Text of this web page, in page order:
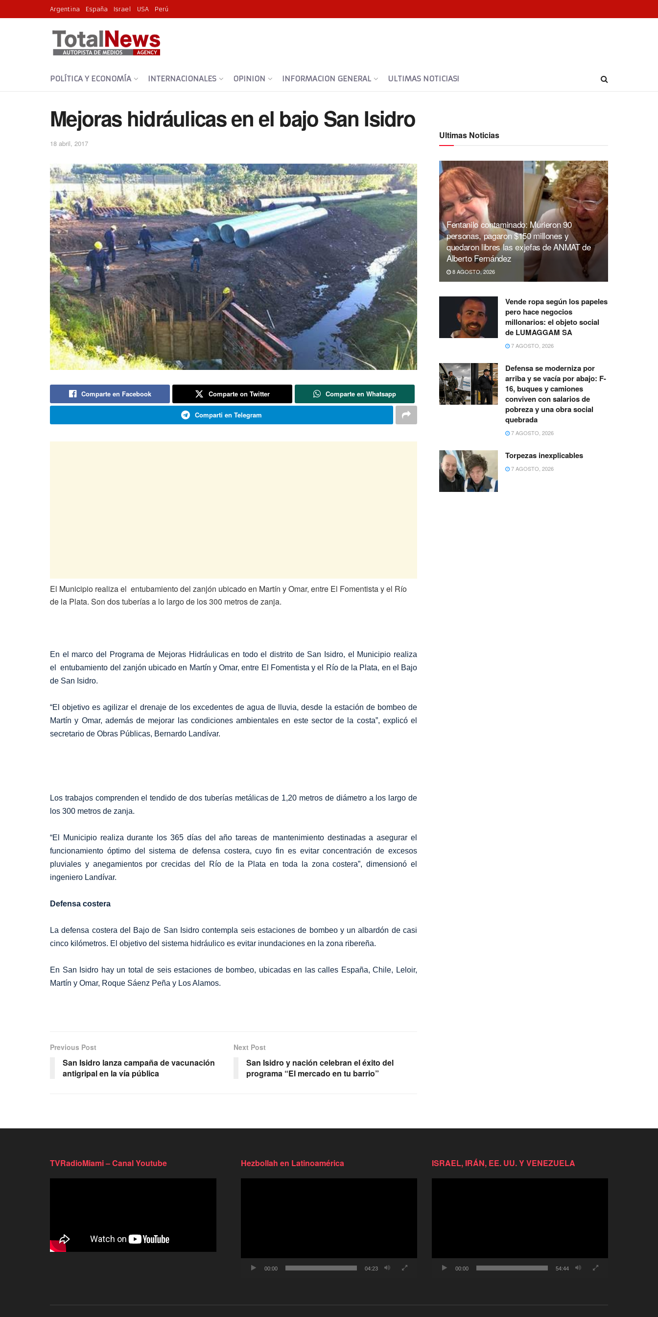
Argentina España Israel USA Perú
POLÍTICA Y ECONOMÍA INTERNACIONALES OPINION INFORMACION GENERAL ULTIMAS NOTICIAS!
Mejoras hidráulicas en el bajo San Isidro
18 abril, 2017
Comparte en Facebook Comparte on Twitter Comparte en Whatsapp
Comparti en Telegram
El Municipio realiza el entubamiento del zanjón ubicado en Martín y Omar, entre El Fomentista y el Río
de la Plata. Son dos tuberías a lo largo de los 300 metros de zanja.
En el marco del Programa de Mejoras Hidráulicas en todo el distrito de San Isidro, el Municipio realiza
el entubamiento del zanjón ubicado en Martín y Omar, entre El Fomentista y el Río de la Plata, en el Bajo
de San Isidro.
“El objetivo es agilizar el drenaje de los excedentes de agua de lluvia, desde la estación de bombeo de
Martín y Omar, además de mejorar las condiciones ambientales en este sector de la costa”, explicó el
secretario de Obras Públicas, Bernardo Landívar.
Los trabajos comprenden el tendido de dos tuberías metálicas de 1,20 metros de diámetro a los largo de
los 300 metros de zanja.
“El Municipio realiza durante los 365 días del año tareas de mantenimiento destinadas a asegurar el
funcionamiento óptimo del sistema de defensa costera, cuyo fin es evitar concentración de excesos
pluviales y anegamientos por crecidas del Río de la Plata en toda la zona costera”, dimensionó el
ingeniero Landívar.
Defensa costera
La defensa costera del Bajo de San Isidro contempla seis estaciones de bombeo y un albardón de casi
cinco kilómetros. El objetivo del sistema hidráulico es evitar inundaciones en la zona ribereña.
En San Isidro hay un total de seis estaciones de bombeo, ubicadas en las calles España, Chile, Leloir,
Martín y Omar, Roque Sáenz Peña y Los Alamos.
Previous Post
San Isidro lanza campaña de vacunación
antigripal en la vía pública
Next Post
San Isidro y nación celebran el éxito del
programa “El mercado en tu barrio”
Ultimas Noticias
Fentanilo contaminado: Murieron 90
personas, pagaron $150 millones y
quedaron libres las exjefas de ANMAT de
Alberto Fernández
8 AGOSTO, 2026
Vende ropa según los papeles
pero hace negocios
millonarios: el objeto social
de LUMAGGAM SA
7 AGOSTO, 2026
Defensa se moderniza por
arriba y se vacía por abajo: F-
16, buques y camiones
conviven con salarios de
pobreza y una obra social
quebrada
7 AGOSTO, 2026
Torpezas inexplicables
7 AGOSTO, 2026
TVRadioMiami – Canal Youtube Hezbollah en Latinoamérica
00:00 04:23
ISRAEL, IRÁN, EE. UU. Y VENEZUELA
00:00 54:44